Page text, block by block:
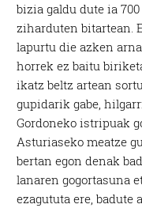
bizia galdu dute ia
ziharduten bitartean.
lapurtu die azken
horrek ez baitu
ikatz beltz artean
gupidarik gabe,
Gordoneko istripuak
Asturiaseko meatze
bertan egon denak
lanaren gogortasuna
ezagututa ere,